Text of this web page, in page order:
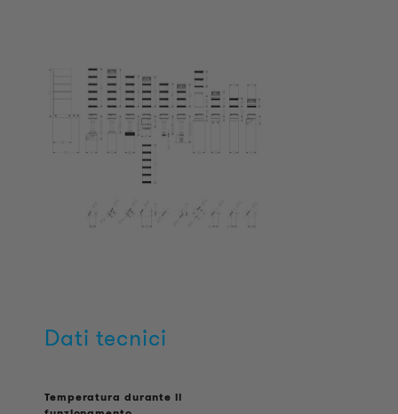
Dati tecnici
Temperatura durante il